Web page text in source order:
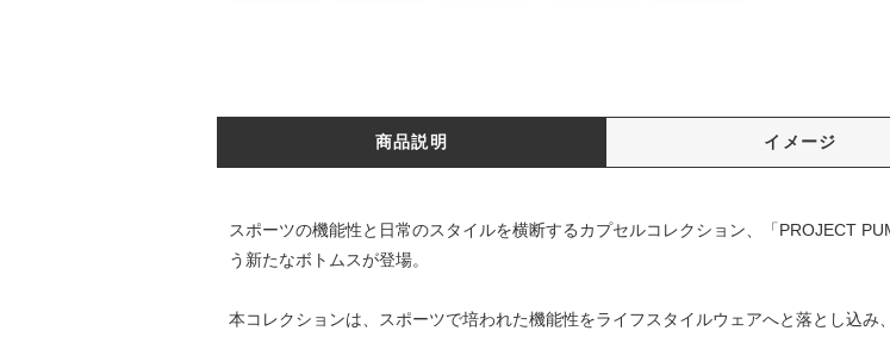
商品説明 イメージ
スポーツの機能性と日常のスタイルを横断するカプセルコレクション、「PROJECT
う新たなボトムスが登場。
本コレクションは、スポーツで培われた機能性をライフスタイルウェアへと落とし込